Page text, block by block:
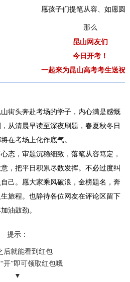
愿孩子们提笔从容、如愿圆
那么
昆山网友们
今日开考！
一起来为昆山高考考生送祝
街头奔赴考场的学子，内心满是感慨
从清晨早读至深夜刷题，春夏秋冬日
在考场上化作底气。
态，审题沉稳细致，落笔从容笃定，
，把平日积累尽数发挥。不必过度纠
己。愿大家乘风破浪，金榜题名，奔
旅程。也静待各位网友在评论区留下
油鼓劲。
提示：
后就能看到红包
开”即可领取红包哦
▼